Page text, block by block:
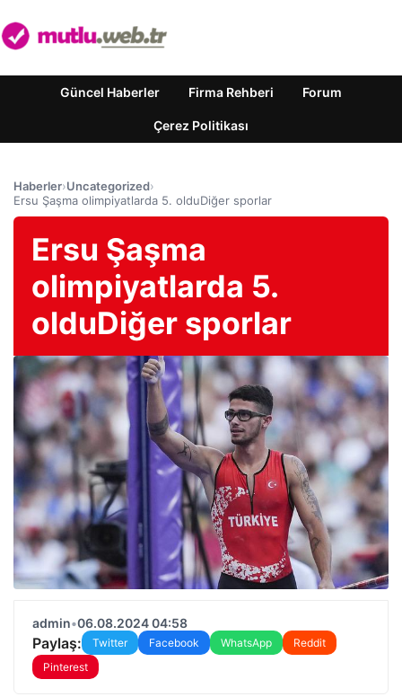
Güncel Haberler Firma Rehberi Forum
Çerez Politikası
Haberler›Uncategorized›
Ersu Şaşma olimpiyatlarda 5. olduDiğer sporlar
Ersu Şaşma
olimpiyatlarda 5.
olduDiğer sporlar
admin•06.08.2024 04:58
Paylaş: Twitter Facebook WhatsApp
Reddit
Pinterest